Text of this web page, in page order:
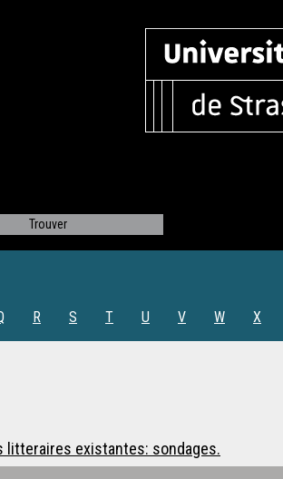
R S T U V W X
litteraires existantes: sondages.